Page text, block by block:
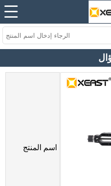
اسم المنتج